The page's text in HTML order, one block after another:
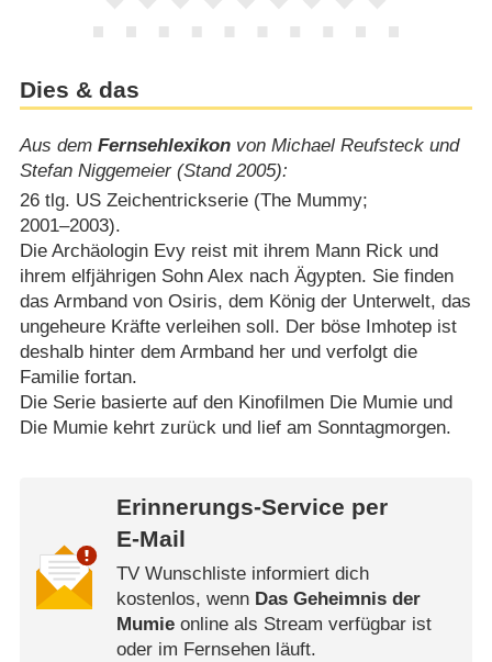
Dies & das
Aus dem Fernsehlexikonvon Michael Reufsteck und
Stefan Niggemeier (Stand 2005):
26 tlg. US Zeichentrickserie (The Mummy;
2001⁠–⁠2003).
Die Archäologin Evy reist mit ihrem Mann Rick und
ihrem elfjährigen Sohn Alex nach Ägypten. Sie finden
das Armband von Osiris, dem König der Unterwelt, das
ungeheure Kräfte verleihen soll. Der böse Imhotep ist
deshalb hinter dem Armband her und verfolgt die
Familie fortan.
Die Serie basierte auf den Kinofilmen Die Mumie und
Die Mumie kehrt zurück und lief am Sonntagmorgen.
Erinnerungs-Service per
E-Mail
TV Wunschliste informiert dich
kostenlos, wenn Das Geheimnis der
Mumieonline als Stream verfügbar ist
oder im Fernsehen läuft.